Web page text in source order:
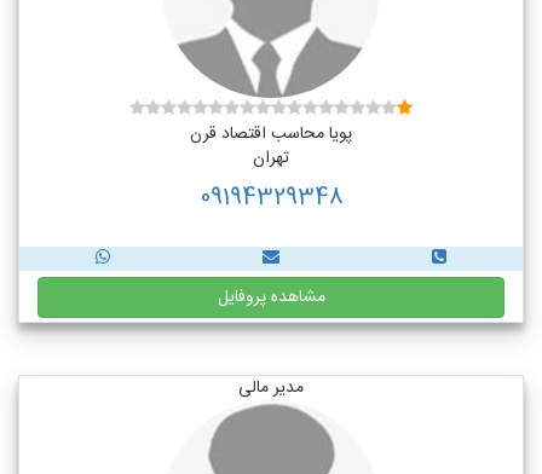
پویا محاسب اقتصاد قرن
تهران
09194329348
مشاهده پروفایل
مدیر مالی